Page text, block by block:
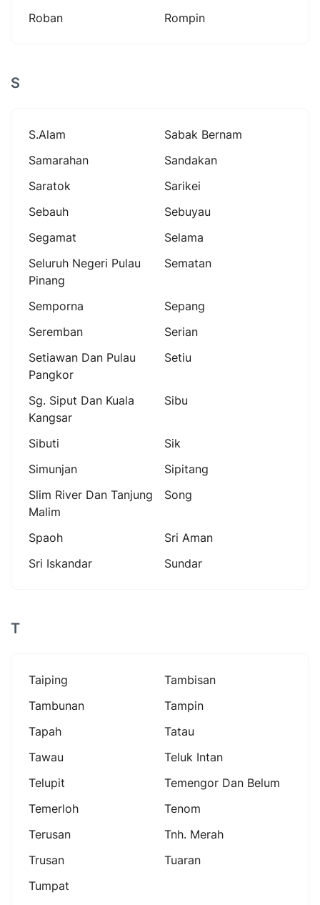
Roban
Rompin
S
S.alam
Sabak Bernam
Samarahan
Sandakan
Saratok
Sarikei
Sebauh
Sebuyau
Segamat
Selama
Seluruh Negeri Pulau
Pinang
Sematan
Semporna
Sepang
Seremban
Serian
Setiawan Dan Pulau
Pangkor
Setiu
Sg. Siput Dan Kuala
Kangsar
Sibu
Sibuti
Sik
Simunjan
Sipitang
Slim River Dan Tanjung
Malim
Song
Spaoh
Sri Aman
Sri Iskandar
Sundar
T
Taiping
Tambisan
Tambunan
Tampin
Tapah
Tatau
Tawau
Teluk Intan
Telupit
Temengor Dan Belum
Temerloh
Tenom
Terusan
Tnh. Merah
Trusan
Tuaran
Tumpat